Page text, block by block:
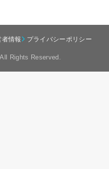
者情報 プライバシーポリシー
All Rights Reserved.